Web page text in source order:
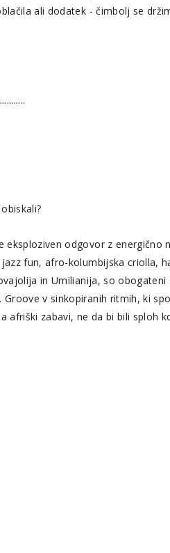
ali dodatek - čimbolj se
eksploziven odgovor z energično
fun, afro-kolumbijska criolla,
in Umilianija, so obogateni
v sinkopiranih ritmih, ki
zabavi, ne da bi bili sploh